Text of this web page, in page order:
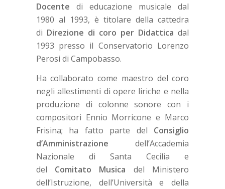
Docente di educazione musicale dal
1980 al 1993, è titolare della cattedra
di Direzione di coro per Didattica dal
1993 presso il Conservatorio Lorenzo
Perosi di Campobasso.
Ha collaborato come maestro del coro
negli allestimenti di opere liriche e nella
produzione di colonne sonore con i
compositori Ennio Morricone e Marco
Frisina; ha fatto parte del Consiglio
d’Amministrazione dell’Accademia
Nazionale di Santa Cecilia e
del Comitato Musica del Ministero
dell’Istruzione, dell’Università e della